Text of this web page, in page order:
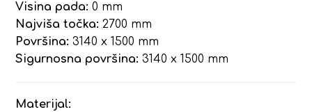
Visina pada: 0 mm
Najviša točka: 2700 mm
Površina: 3140 x 1500 mm
Sigurnosna površina: 3140 x 1500 mm
Materijal: